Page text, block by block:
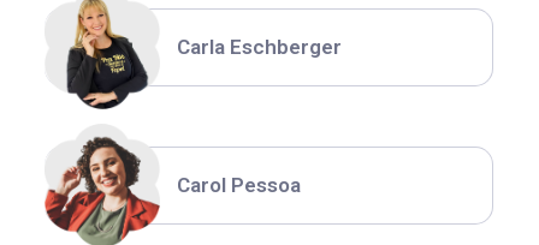
Carla Eschberger
Carol Pessoa